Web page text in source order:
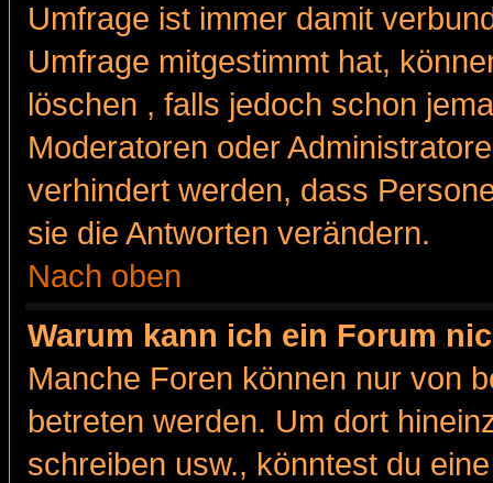
Umfrage ist immer damit
Umfrage mitgestimmt hat,
löschen , falls jedoch schon
Moderatoren oder
verhindert werden, dass
sie die Antworten verändern.
Nach oben
Warum kann ich ein Forum
Manche Foren können nur von
betreten werden. Um dort
schreiben usw., könntest du